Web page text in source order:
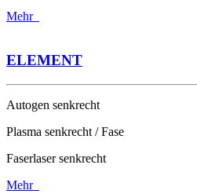
Mehr
ELEMENT
Autogen senkrecht
Plasma senkrecht / Fase
Faserlaser senkrecht
Mehr